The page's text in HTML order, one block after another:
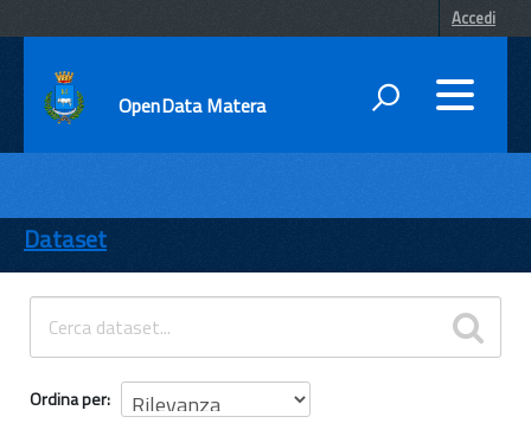
Accedi
OpenData Matera
ENTI
TEMI
INFORMAZIONI
Dataset
Ordina per